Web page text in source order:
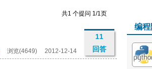
编程
共1 个提问 1/1页
11
回答
2012-12-14
浏览(4649)